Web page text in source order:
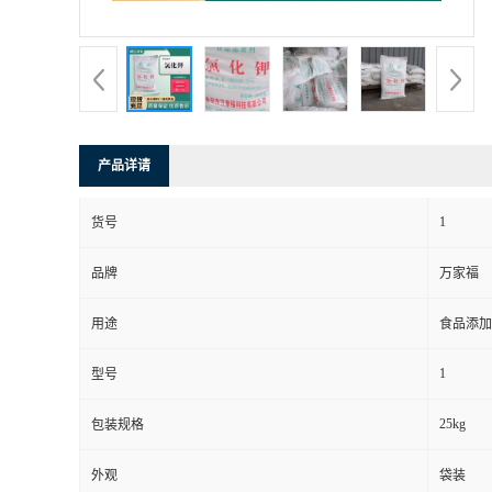
产品详请
货号 1
品牌 万家福
用途 食品添
型号 1
包装规格 25kg
外观 袋装